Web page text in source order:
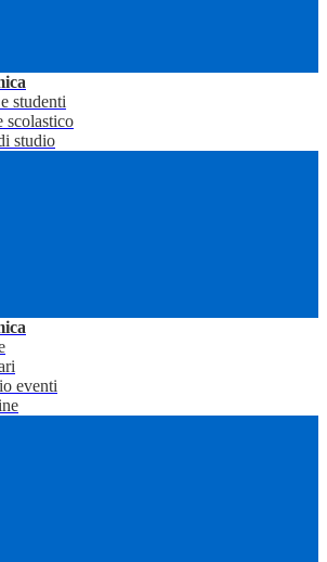
studenti
scolastico
studio
eventi